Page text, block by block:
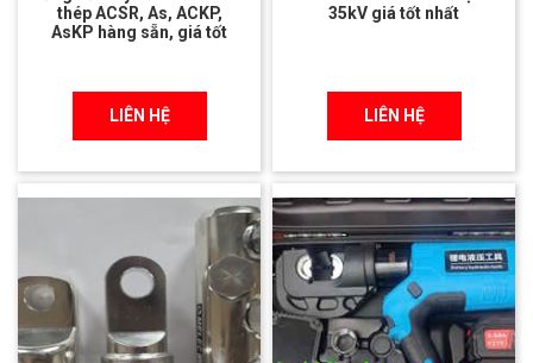
thép ACSR, As, ACKP,
AsKP hàng sẵn, giá tốt
LIÊN HỆ
35kV giá tốt nhất
LIÊN HỆ